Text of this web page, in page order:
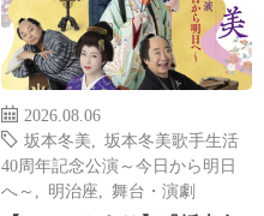
2026.08.06
坂本冬美
坂本冬美歌手生活
40周年記念公演～今日から明日
へ～
明治座 舞台・演劇